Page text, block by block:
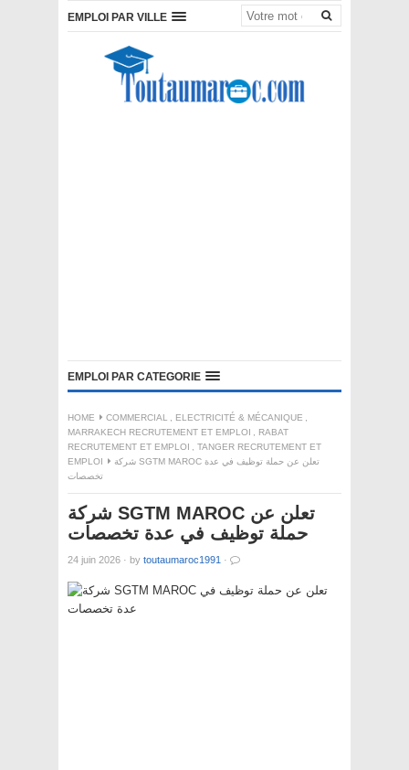
EMPLOI PAR VILLE
EMPLOI PAR CATEGORIE
HOME COMMERCIAL , ELECTRICITÉ & MÉCANIQUE ,
MARRAKECH RECRUTEMENT ET EMPLOI , RABAT
RECRUTEMENT ET EMPLOI , TANGER RECRUTEMENT ET
EMPLOI
شركة SGTM MAROC تعلن عن حملة توظيف في عدة
تخصصات
شركة SGTM MAROC تعلن عن
حملة توظيف في عدة تخصصات
24 juin 2026 · by toutaumaroc1991 ·